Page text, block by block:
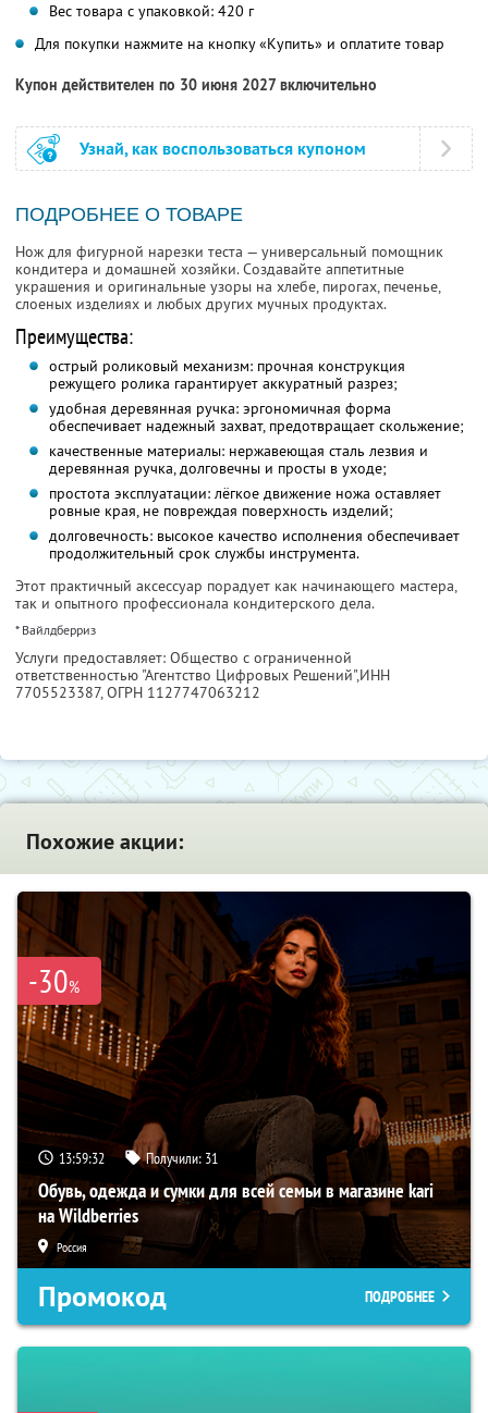
Вес товара с упаковкой: 420 г
Для покупки нажмите на кнопку «Купить» и оплатите товар
Купон действителен по 30 июня 2027 включительно
Узнай, как воспользоваться купоном
ПОДРОБНЕЕ О ТОВАРЕ
Нож для фигурной нарезки теста — универсальный помощник
кондитера и домашней хозяйки. Создавайте аппетитные
украшения и оригинальные узоры на хлебе, пирогах, печенье,
слоеных изделиях и любых других мучных продуктах.
Преимущества:
острый роликовый механизм: прочная конструкция
режущего ролика гарантирует аккуратный разрез;
удобная деревянная ручка: эргономичная форма
обеспечивает надежный захват, предотвращает скольжение;
качественные материалы: нержавеющая сталь лезвия и
деревянная ручка, долговечны и просты в уходе;
простота эксплуатации: лёгкое движение ножа оставляет
ровные края, не повреждая поверхность изделий;
долговечность: высокое качество исполнения обеспечивает
продолжительный срок службы инструмента.
Этот практичный аксессуар порадует как начинающего мастера,
так и опытного профессионала кондитерского дела.
* Вайлдберриз
Услуги предоставляет: Общество с ограниченной
ответственностью "Агентство Цифровых Решений",ИНН
7705523387, ОГРН 1127747063212
Похожие акции:
-30%
13:59:31 Получили: 31
Обувь, одежда и сумки для всей семьи в магазине kari
на Wildberries
Россия
Промокод ПОДРОБНЕЕ